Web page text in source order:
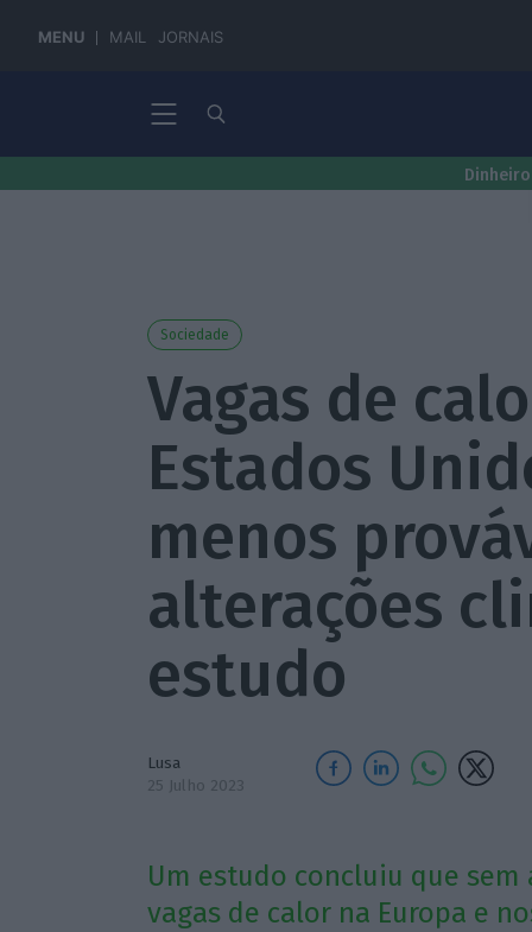
MENU MAIL JORNAIS
Dinheiro
Sociedade
Vagas de
Estados
menos
alterações
estudo
Lusa
25 Julho 2023
Um estudo concluiu que
vagas de calor na Europa e